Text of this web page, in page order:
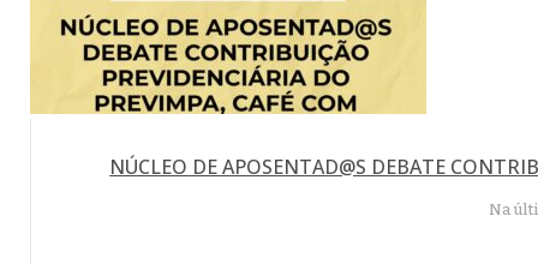
NÚCLEO DE APOSENTAD@S DEBATE
Na